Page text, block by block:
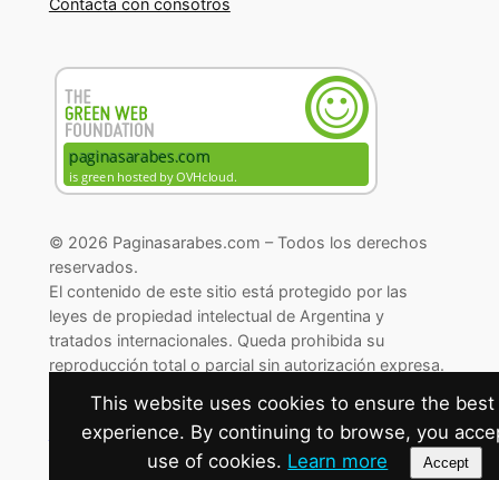
© 2026 Paginasarabes.com – Todos los derechos
reservados.
El contenido de este sitio está protegido por las
leyes de propiedad intelectual de Argentina y
tratados internacionales. Queda prohibida su
reproducción total o parcial sin autorización expresa.
This website uses cookies to ensure the best
experience. By continuing to browse, you
use of cookies. Learn more Accept
Cambiar preferencias de cookies